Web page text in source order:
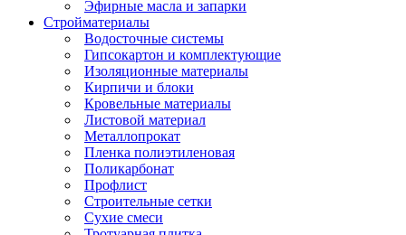
Эфирные масла и запарки
Стройматериалы
Водосточные системы
Гипсокартон и комплектующие
Изоляционные материалы
Кирпичи и блоки
Кровельные материалы
Листовой материал
Металлопрокат
Пленка полиэтиленовая
Поликарбонат
Профлист
Строительные сетки
Сухие смеси